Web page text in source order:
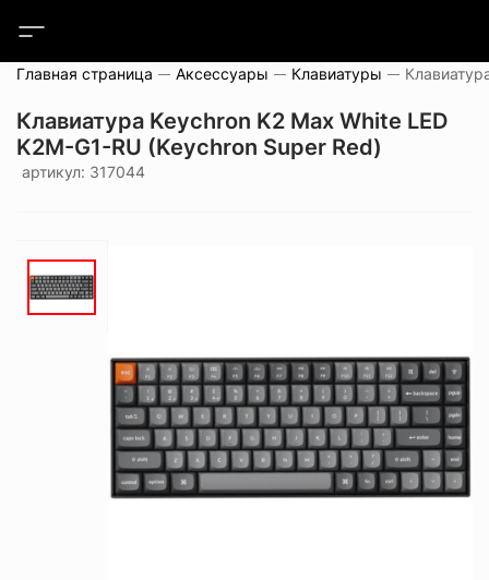
Главная страница Аксессуары Клавиатуры
Клавиатура Keychron K2 Max White LED
K2M-G1-RU (Keychron Super Red)
артикул: 317044